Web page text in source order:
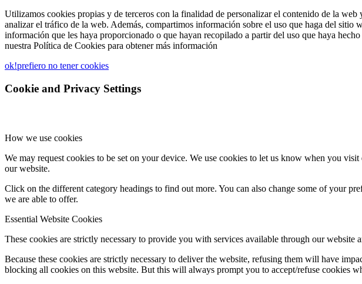
Utilizamos cookies propias y de terceros con la finalidad de personalizar el contenido de la
analizar el tráfico de la web. Además, compartimos información sobre el uso que haga del sitio
información que les haya proporcionado o que hayan recopilado a partir del uso que haya
nuestra Política de Cookies para obtener más información
ok!prefiero no tener cookies
Cookie and Privacy Settings
How we use cookies
We may request cookies to be set on your device. We use cookies to let us know when you
our website.
Click on the different category headings to find out more. You can also change some of your
we are able to offer.
Essential Website Cookies
These cookies are strictly necessary to provide you with services available through our website
Because these cookies are strictly necessary to deliver the website, refusing them will have
blocking all cookies on this website. But this will always prompt you to accept/refuse cookies